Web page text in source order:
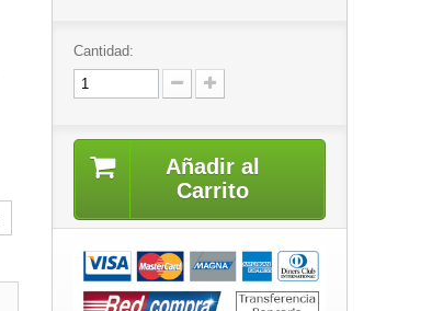
Cantidad:
Añadir al
Carrito